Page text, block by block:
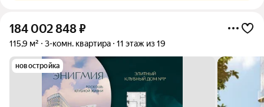
184 002 848₽
115,9 м² 3-комн. квартира 11 этаж из 19
новостройка